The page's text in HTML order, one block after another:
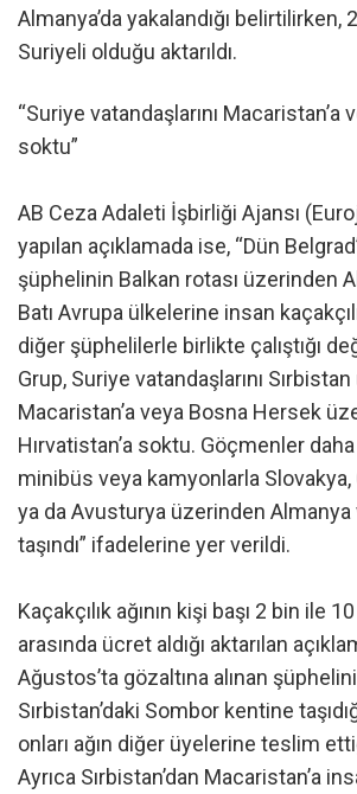
Almanya’da yakalandığı belirtilirken,
Suriyeli olduğu aktarıldı.
“Suriye vatandaşlarını Macaristan’a
soktu”
AB Ceza Adaleti İşbirliği Ajansı
yapılan açıklamada ise, “Dün
şüphelinin Balkan rotası üzerinden
Batı Avrupa ülkelerine insan
diğer şüphelilerle birlikte çalıştığı
Grup, Suriye vatandaşlarını
Macaristan’a veya Bosna Hersek
Hırvatistan’a soktu. Göçmenler
minibüs veya kamyonlarla Slovakya,
ya da Avusturya üzerinden
taşındı” ifadelerine yer verildi.
Kaçakçılık ağının kişi başı 2 bin ile
arasında ücret aldığı aktarılan
Ağustos’ta gözaltına alınan
Sırbistan’daki Sombor kentine
onları ağın diğer üyelerine teslim
Ayrıca Sırbistan’dan Macaristan’a